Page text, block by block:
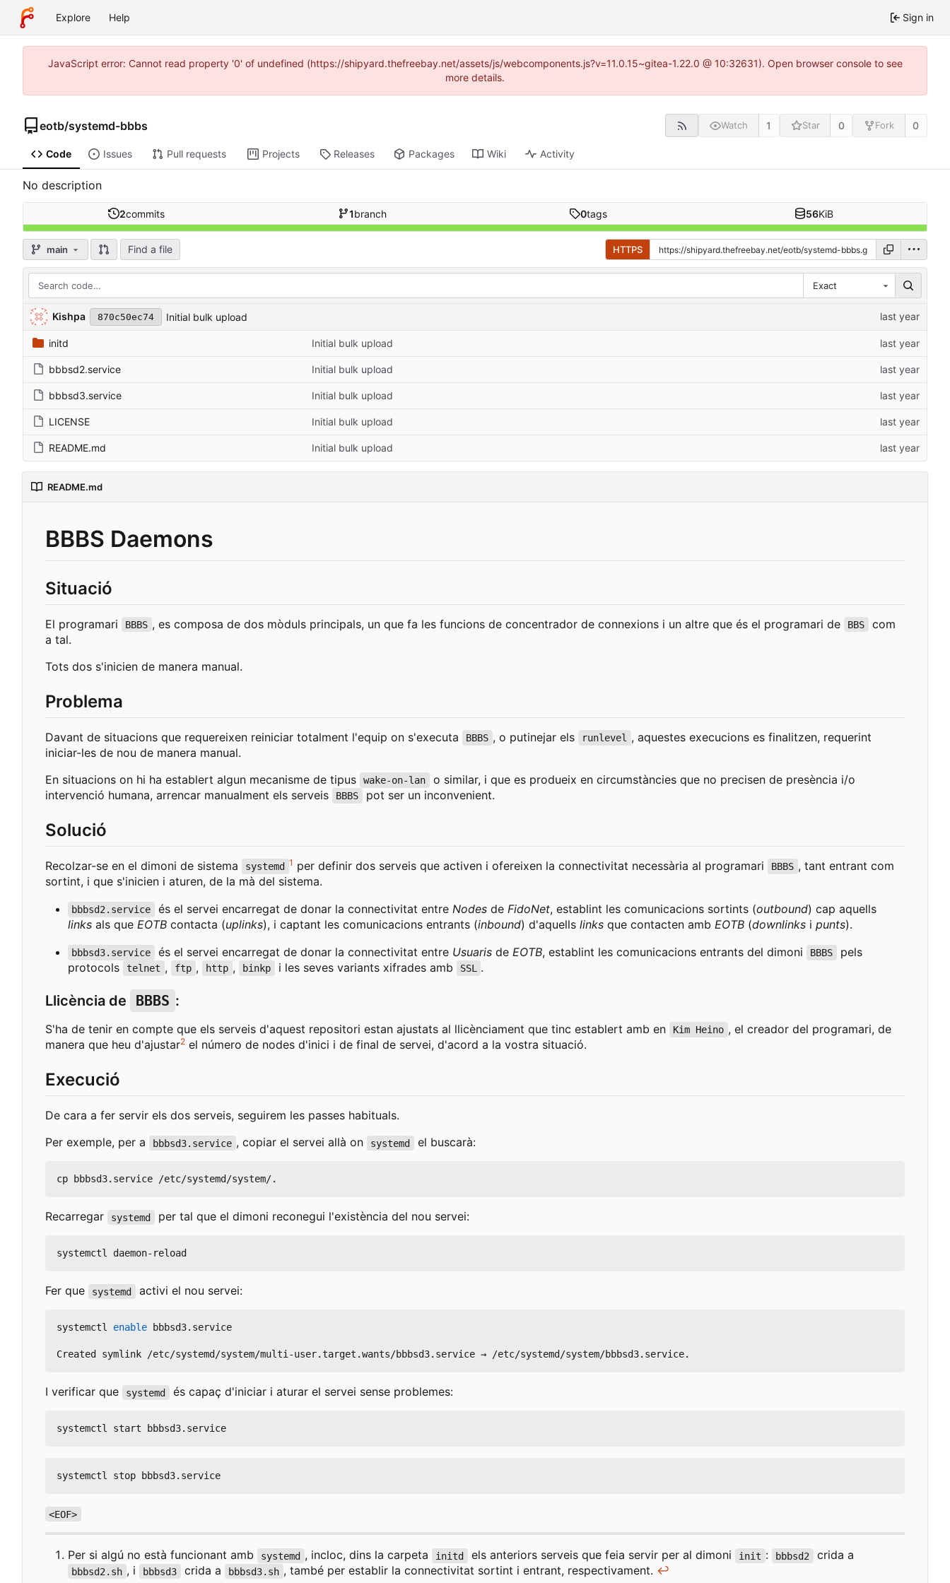
Explore Help Sign in
JavaScript error: Cannot read property '0' of undefined (https://shipyard.thefreebay.net/assets/js/webcomponents.js?v=11.0.15~gitea-1.22.0 @ 10:32631). Open browser console to see
more details.
eotb/systemd-bbbs Watch 1 Star 0 Fork 0
Code Issues Pull requests Projects Releases Packages Wiki Activity
No description
2commits 1branch 0tags 56KiB
main Find a file HTTPS
Exact
Kishpa 870c50ec74 Initial bulk upload
initd Initial bulk upload
bbbsd2.service Initial bulk upload
bbbsd3.service Initial bulk upload
LICENSE Initial bulk upload
README.md Initial bulk upload
README.md
BBBS Daemons
Situació
El programari BBBS , es composa de dos mòduls principals, un que fa les funcions de concentrador de connexions i un altre que és el programari de BBS
com
a tal.
Tots dos s'inicien de manera manual.
Problema
Davant de situacions que requereixen reiniciar totalment l'equip on s'executa BBBS , o putinejar els runlevel
, aquestes execucions es finalitzen, requerint
iniciar-les de nou de manera manual.
En situacions on hi ha establert algun mecanisme de tipus
wake-on-lan
o similar, i que es produeix en circumstàncies que no precisen de presència i/o
intervenció humana, arrencar manualment els serveis
BBBS pot ser un inconvenient.
Solució
Recolzar-se en el dimoni de sistema systemd 1 per definir dos serveis que activen i ofereixen la connectivitat necessària al programari BBBS , tant entrant com
sortint, i que s'inicien i aturen, de la mà del sistema.
bbbsd2.service és el servei encarregat de donar la connectivitat entre Nodesde FidoNet, establint les comunicacions sortints (outbound) cap aquells
links als que EOTB contacta (uplinks), i captant les comunicacions entrants (inbound) d'aquells links que contacten amb EOTB (downlinks i punts).
bbbsd3.service és el servei encarregat de donar la connectivitat entre Usuarisde EOTB, establint les comunicacions entrants del dimoni BBBS
pels
protocols
telnet , ftp , http , binkp i les seves variants xifrades amb SSL .
Llicència de BBBS :
S'ha de tenir en compte que els serveis d'aquest repositori estan ajustats al llicènciament que tinc establert amb en Kim Heino , el creador del programari, de
manera que heu d'ajustar2 el número de nodes d'inici i de final de servei, d'acord a la vostra situació.
Execució
De cara a fer servir els dos serveis, seguirem les passes habituals.
Per exemple, per a
bbbsd3.service , copiar el servei allà on systemd el buscarà:
Recarregar systemd per tal que el dimoni reconegui l'existència del nou servei:
Fer que systemd activi el nou servei:
systemctl enable bbbsd3.service
I verificar que systemd és capaç d'iniciar i aturar el servei sense problemes:
<EOF>
Per si algú no està funcionant amb systemd , incloc, dins la carpeta initd els anteriors serveis que feia servir per al dimoni init : bbbsd2 crida a
bbbsd2.sh , i bbbsd3 crida a bbbsd3.sh , també per establir la connectivitat sortint i entrant, respectivament. ↩︎